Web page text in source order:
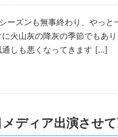
ーズンも無事終わり、やっ
に火山灰の降灰の季節でもあ
通しも悪くなってきます […]
メディア出演させ